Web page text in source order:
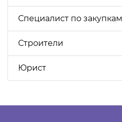
Специалист по закупкам
Строители
Юрист